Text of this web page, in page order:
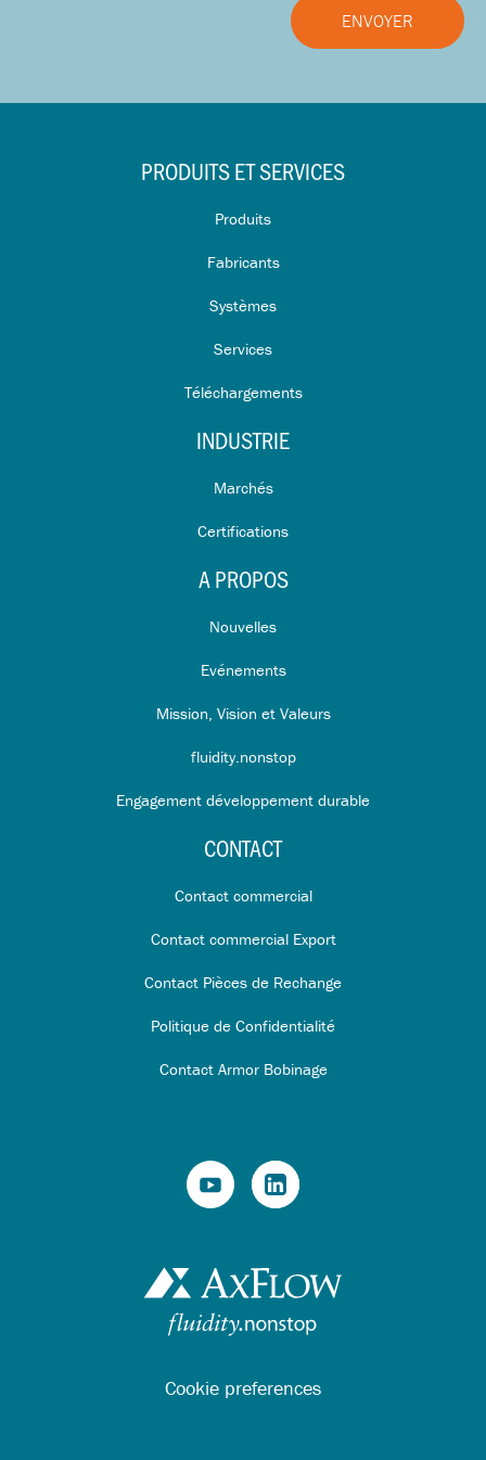
PRODUITS ET SERVICES
Produits
Fabricants
Systèmes
Services
Téléchargements
INDUSTRIE
Marchés
Certifications
A PROPOS
Nouvelles
Evénements
Mission, Vision et Valeurs
fluidity.nonstop
Engagement développement durable
CONTACT
Contact commercial
Contact commercial Export
Contact Pièces de Rechange
Politique de Confidentialité
Contact Armor Bobinage
Cookie preferences